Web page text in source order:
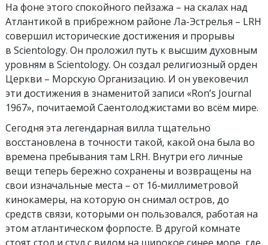
На фоне этого спокойного пейзажа – на скалах над
Атлантикой в прибрежном районе Ла-Эстрелья – LRH
совершил исторические достижения и прорывы
в Scientology. Он проложил путь к высшим духовным
уровням в Scientology. Он создал религиозный орден
Церкви – Морскую Организацию. И он увековечил
эти достижения в знаменитой записи «Ron’s Journal
1967», почитаемой Саентолоджистами во всём мире.
Сегодня эта легендарная вилла тщательно
восстановлена в точности такой, какой она была во
времена пребывания там LRH. Внутри его личные
вещи теперь бережно сохранены и возвращены на
свои изначальные места – от 16‑миллиметровой
кинокамеры, на которую он снимал остров, до
средств связи, которыми он пользовался, работая на
этом атлантическом форпосте. В другой комнате